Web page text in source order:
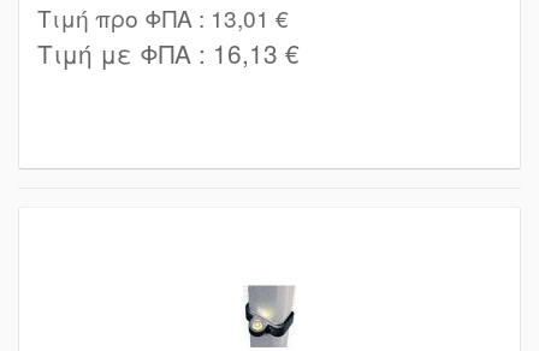
Τιμή προ ΦΠΑ : 13,01 €
Τιμή με ΦΠΑ : 16,13 €